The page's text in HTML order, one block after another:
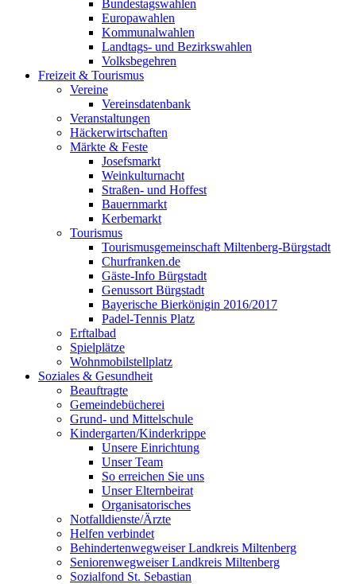
Bundestagswahlen
Europawahlen
Kommunalwahlen
Landtags- und Bezirkswahlen
Volksbegehren
Freizeit & Tourismus
Vereine
Vereinsdatenbank
Veranstaltungen
Häckerwirtschaften
Märkte & Feste
Josefsmarkt
Weinkulturnacht
Straßen- und Hoffest
Bauernmarkt
Kerbemarkt
Tourismus
Tourismusgemeinschaft Miltenberg-Bürgstadt
Churfranken.de
Gäste-Info Bürgstadt
Genussort Bürgstadt
Bayerische Bierkönigin 2016/2017
Padel-Tennis Platz
Erftalbad
Spielplätze
Wohnmobilstellplatz
Soziales & Gesundheit
Beauftragte
Gemeindebücherei
Grund- und Mittelschule
Kindergarten/Kinderkrippe
Unsere Einrichtung
Unser Team
So erreichen Sie uns
Unser Elternbeirat
Organisatorisches
Notfalldienste/Ärzte
Helfen verbindet
Behindertenwegweiser Landkreis Miltenberg
Seniorenwegweiser Landkreis Miltenberg
Sozialfond St. Sebastian